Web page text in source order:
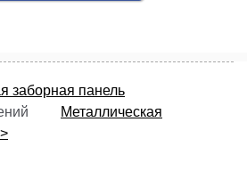
заборная панель
Металлическая